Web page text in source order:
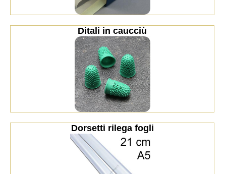
Ditali in caucciù
Dorsetti rilega fogli